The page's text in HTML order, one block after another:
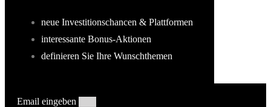
neue Investitionschancen & Plattformen
interessante Bonus-Aktionen
definieren Sie Ihre Wunschthemen
Email eingeben